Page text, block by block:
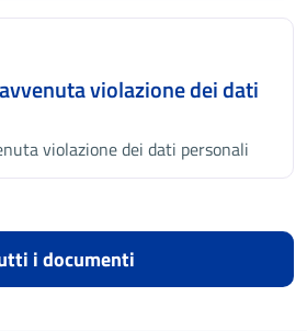
violazione dei dati
violazione dei dati personali
i documenti